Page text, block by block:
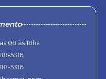
08 às 18hs
5316
5316